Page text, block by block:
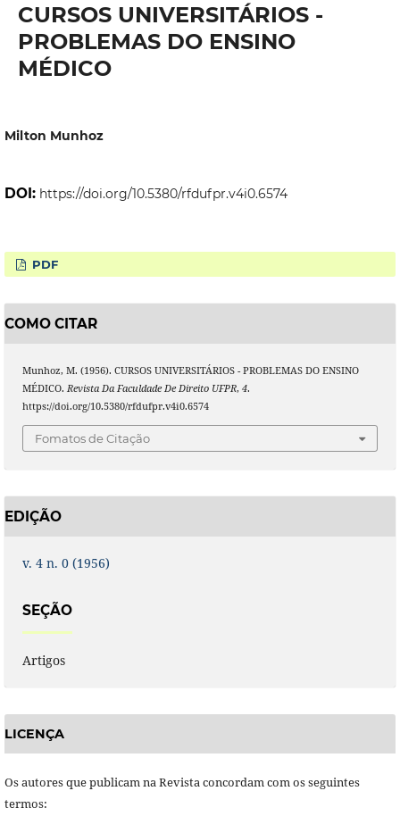
CURSOS UNIVERSITÁRIOS -
PROBLEMAS DO ENSINO
MÉDICO
Milton Munhoz
DOI: https://doi.org/10.5380/rfdufpr.v4i0.6574
PDF
COMO CITAR
Munhoz, M. (1956). CURSOS UNIVERSITÁRIOS - PROBLEMAS DO ENSINO
MÉDICO. Revista Da Faculdade De Direito UFPR, 4.
https://doi.org/10.5380/rfdufpr.v4i0.6574
Fomatos de Citação
EDIÇÃO
v. 4 n. 0 (1956)
SEÇÃO
Artigos
LICENÇA
Os autores que publicam na Revista concordam com os seguintes
termos: